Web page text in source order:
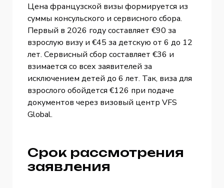
Цена французской визы формируется из
суммы консульского и сервисного сбора.
Первый в 2026 году составляет €90 за
взрослую визу и €45 за детскую от 6 до 12
лет. Сервисный сбор составляет €36 и
взимается со всех заявителей за
исключением детей до 6 лет. Так, виза для
взрослого обойдется €126 при подаче
документов через визовый центр VFS
Global.
Срок рассмотрения
заявления